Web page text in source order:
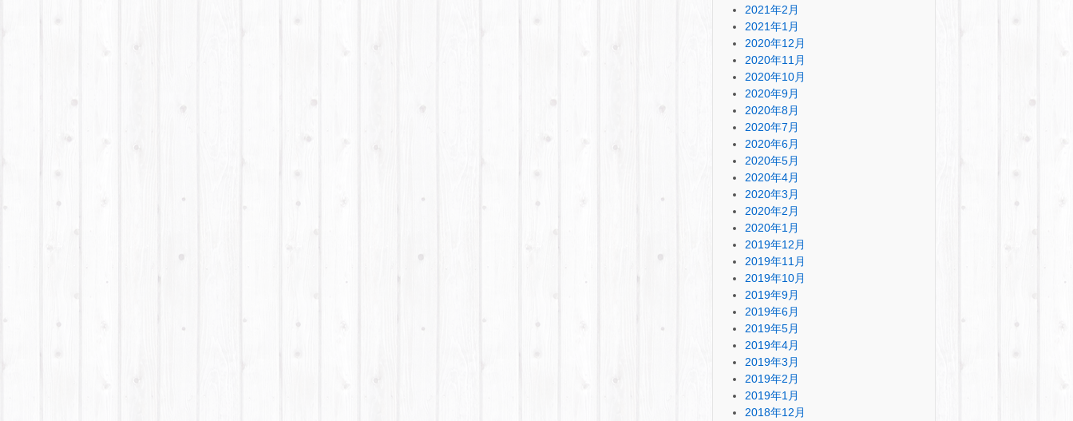
2021年2月
2021年1月
2020年12月
2020年11月
2020年10月
2020年9月
2020年8月
2020年7月
2020年6月
2020年5月
2020年4月
2020年3月
2020年2月
2020年1月
2019年12月
2019年11月
2019年10月
2019年9月
2019年6月
2019年5月
2019年4月
2019年3月
2019年2月
2019年1月
2018年12月